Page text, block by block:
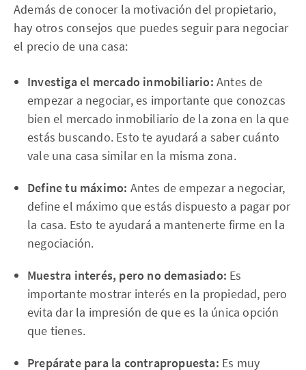
Además de conocer la motivación del propietario,
hay otros consejos que puedes seguir para negociar
el precio de una casa:
Investiga el mercado inmobiliario: Antes de
empezar a negociar, es importante que conozcas
bien el mercado inmobiliario de la zona en la que
estás buscando. Esto te ayudará a saber cuánto
vale una casa similar en la misma zona.
Define tu máximo: Antes de empezar a negociar,
define el máximo que estás dispuesto a pagar por
la casa. Esto te ayudará a mantenerte firme en la
negociación.
Muestra interés, pero no demasiado: Es
importante mostrar interés en la propiedad, pero
evita dar la impresión de que es la única opción
que tienes.
Prepárate para la contrapropuesta: Es muy